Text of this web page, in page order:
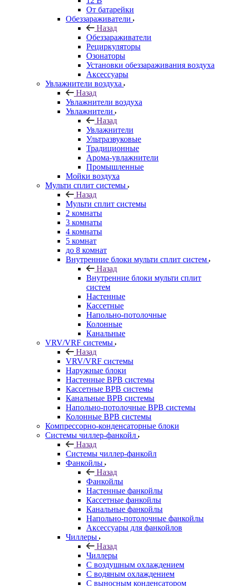
От батарейки
Обеззараживатели
Назад
Обеззараживатели
Рециркуляторы
Озонаторы
Установки обеззараживания воздуха
Аксессуары
Увлажнители воздуха
Назад
Увлажнители воздуха
Увлажнители
Назад
Увлажнители
Ультразвуковые
Традиционные
Арома-увлажнители
Промышленные
Мойки воздуха
Мульти сплит системы
Назад
Мульти сплит системы
2 комнаты
3 комнаты
4 комнаты
5 комнат
до 8 комнат
Внутренние блоки мульти сплит систем
Назад
Внутренние блоки мульти сплит
систем
Настенные
Кассетные
Напольно-потолочные
Колонные
Канальные
VRV/VRF системы
Назад
VRV/VRF системы
Наружные блоки
Настенные ВРВ системы
Кассетные ВРВ системы
Канальные ВРВ системы
Напольно-потолочные ВРВ системы
Колонные ВРВ системы
Компрессорно-конденсаторные блоки
Системы чиллер-фанкойл
Назад
Системы чиллер-фанкойл
Фанкойлы
Назад
Фанкойлы
Настенные фанкойлы
Кассетные фанкойлы
Канальные фанкойлы
Напольно-потолочные фанкойлы
Аксессуары для фанкойлов
Чиллеры
Назад
Чиллеры
С воздушным охлаждением
С водяным охлаждением
С выносным конденсатором